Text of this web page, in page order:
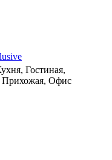
Гостиная,
Прихожая, Офис